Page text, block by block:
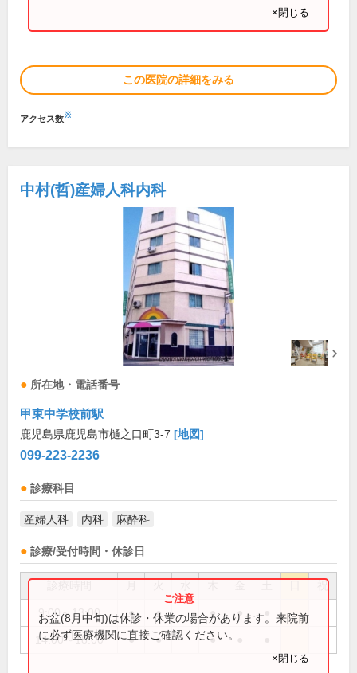
×閉じる
この医院の詳細をみる
アクセス数※
中村(哲)産婦人科内科
所在地・電話番号
甲東中学校前駅
鹿児島県鹿児島市樋之口町3-7 [地図]
099-223-2236
診療科目
産婦人科 内科 麻酔科
診療/受付時間・休診日
祝
9:00～13:00 ● ● ● ●
14:00～18:00 ● ● ●
お盆(8月中旬)は休診・休業の場合があります。来院前
に必ず医療機関に直接ご確認ください。
×閉じる